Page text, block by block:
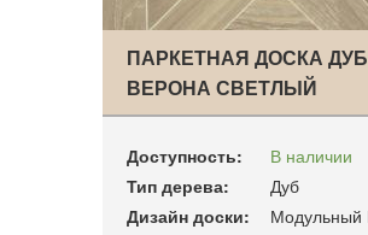
ПАРКЕТНАЯ ДОСКА ДУБ
ВЕРОНА СВЕТЛЫЙ
Доступность:
В наличии
Тип дерева:
Дуб
Дизайн доски: